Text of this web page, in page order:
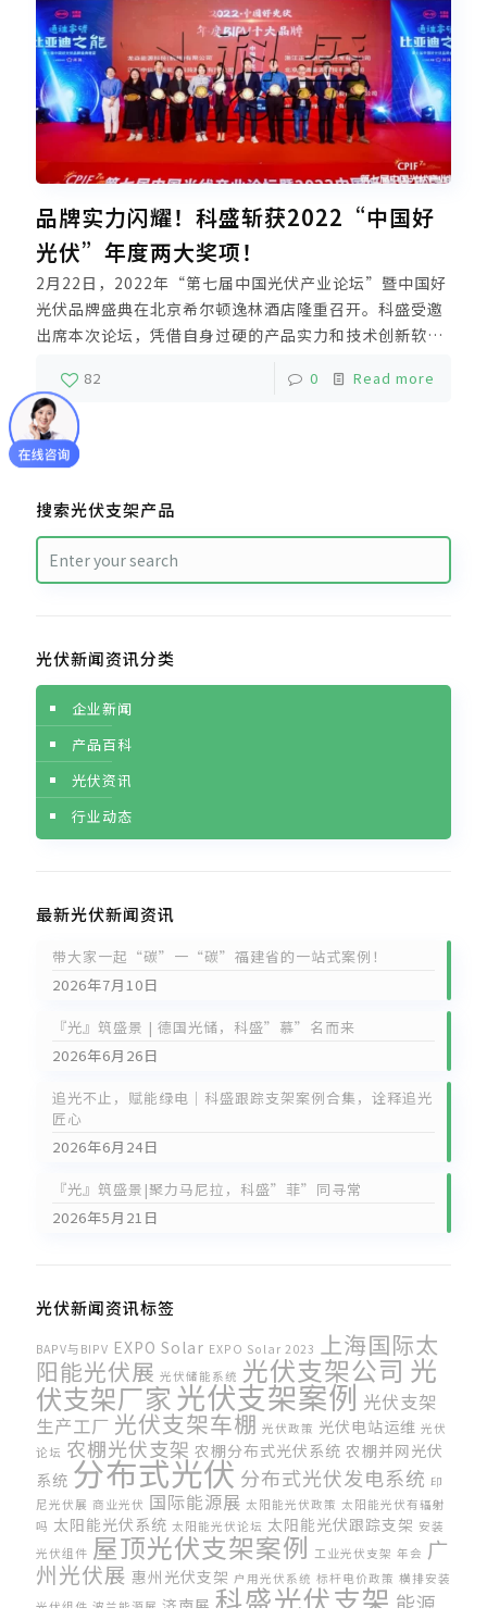
品牌实力闪耀！科盛斩获2022“中国好
光伏”年度两大奖项！
2月22日，2022年“第七届中国光伏产业论坛”暨中国好
光伏品牌盛典在北京希尔顿逸林酒店隆重召开。科盛受邀
出席本次论坛，凭借自身过硬的产品实力和技术创新软实
力，同时斩获2022年度中国好光伏“年度BIPV十大品
牌”和“年度光伏支架十大品牌”两项殊荣。
82 0 Read more
搜索光伏支架产品
光伏新闻资讯分类
企业新闻
产品百科
光伏资讯
行业动态
最新光伏新闻资讯
带大家一起“碳”一“碳”福建省的一站式案例！
2026年7月10日
『光』筑盛景 | 德国光储，科盛”慕”名而来
2026年6月26日
追光不止，赋能绿电｜科盛跟踪支架案例合集，诠释追光
匠心
2026年6月24日
『光』筑盛景|聚力马尼拉，科盛”菲”同寻常
2026年5月21日
光伏新闻资讯标签
BAPV与BIPV EXPO Solar EXPO Solar 2023
上海国际太
阳能光伏展 光伏储能系统 光伏支架公司 光
伏支架厂家光伏支架案例 光伏支架
生产工厂 光伏支架车棚 光伏政策 光伏电站运维 光伏
论坛 农棚光伏支架 农棚分布式光伏系统 农棚并网光伏
系统 分布式光伏分布式光伏发电系统 印
尼光伏展 商业光伏 国际能源展 太阳能光伏政策 太阳能光伏有辐射
吗 太阳能光伏系统 太阳能光伏论坛 太阳能光伏跟踪支架 安装
光伏组件 屋顶光伏支架案例 工业光伏支架 年会 广
州光伏展 惠州光伏支架 户用光伏系统 标杆电价政策 横排安装
光伏组件 波兰能源展 济南展 科盛光伏支架 能源